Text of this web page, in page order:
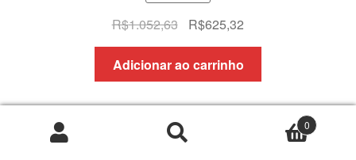
R$1.052,63
O
preço
original
era:
R$1.052,63.
R$625,32
preço
é:
R$625,32.
Adicionar ao carrinho
Pesquisar
Pesquisar
0